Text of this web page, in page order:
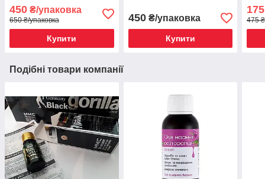
450 ₴/упаковка
650 ₴/упаковка
Купити
450₴/упаковка
Купити
175
475
Подібні товари компанії